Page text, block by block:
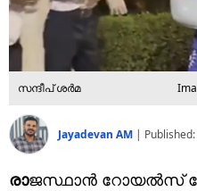
സന്ദീപ് ശര്‍മ
Jayadevan AM | Published:
രാജസ്ഥാന്‍ റോയല്‍സ്